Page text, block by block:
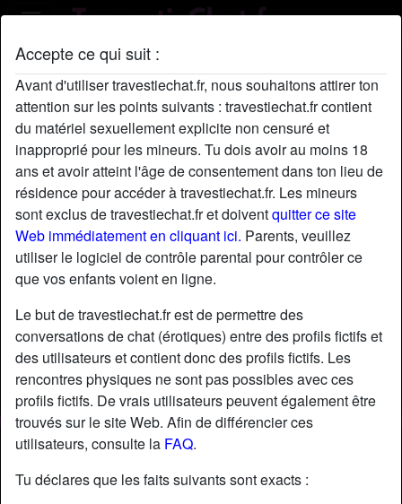
Accepte ce qui suit :
Avant d'utiliser travestiechat.fr, nous souhaitons attirer ton
attention sur les points suivants : travestiechat.fr contient
du matériel sexuellement explicite non censuré et
inapproprié pour les mineurs. Tu dois avoir au moins 18
ans et avoir atteint l'âge de consentement dans ton lieu de
résidence pour accéder à travestiechat.fr. Les mineurs
sont exclus de travestiechat.fr et doiventquitter ce site
Web immédiatement en cliquant ici. Parents, veuillez
utiliser le logiciel de contrôle parental pour contrôler ce
que vos enfants voient en ligne.
Le but de travestiechat.fr est de permettre des
conversations de chat (érotiques) entre des profils fictifs et
des utilisateurs et contient donc des profils fictifs. Les
rencontres physiques ne sont pas possibles avec ces
profils fictifs. De vrais utilisateurs peuvent également être
trouvés sur le site Web. Afin de différencier ces
utilisateurs, consulte la FAQ.
Tu déclares que les faits suivants sont exacts :
Profil de JulieAnne
starAjouter chatDiscuter !
Nickname:
Âge:
34